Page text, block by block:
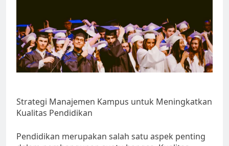
Strategi Manajemen Kampus untuk Meningkatkan
Kualitas Pendidikan
Pendidikan merupakan salah satu aspek penting